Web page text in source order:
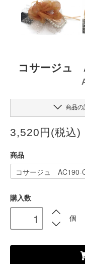
コサージュ
商品の
3,520円(税込)
商品
購入数
個